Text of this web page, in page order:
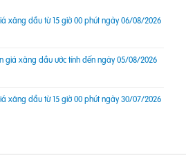
xăng dầu từ 15 giờ 00 phút ngày 06/08/2026
giá xăng dầu ước tính đến ngày 05/08/2026
xăng dầu từ 15 giờ 00 phút ngày 30/07/2026